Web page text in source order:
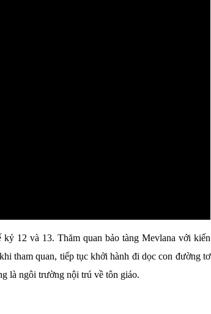
12 và 13. Thăm quan bảo tàng Mevlana với kiến
tham quan, tiếp tục khởi hành đi dọc con đường tơ
là ngôi trường nội trú về tôn giáo.